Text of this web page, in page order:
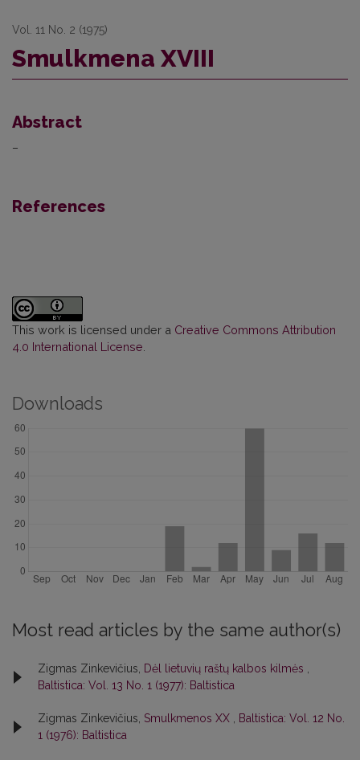
Vol. 11 No. 2 (1975)
Smulkmena XVIII
Abstract
–
References
This work is licensed under a Creative Commons Attribution
4.0 International License
Downloads
Most read articles by the same author(s)
Zigmas Zinkevičius, Dėl lietuvių raštų kalbos kilmės
Baltistica: Vol. 13 No. 1 (1977): Baltistica
Zigmas Zinkevičius, Smulkmenos XX
Baltistica: Vol. 12 No.
1 (1976): Baltistica